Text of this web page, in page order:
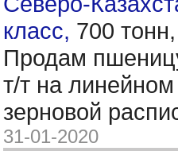
класс, 700
Продам
т/т на
зерновой
31-01-2020